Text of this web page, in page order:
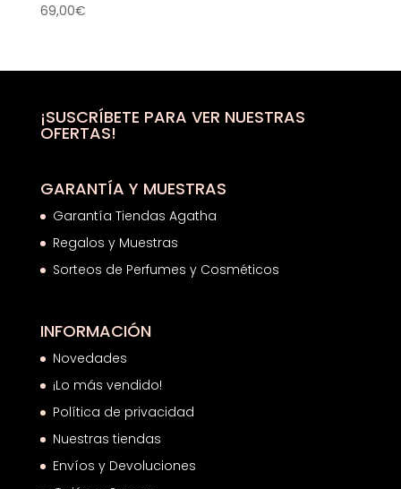
69,00€
¡SUSCRÍBETE PARA VER NUESTRAS
OFERTAS!
GARANTÍA Y MUESTRAS
Garantía Tiendas Agatha
Regalos y Muestras
Sorteos de Perfumes y Cosméticos
INFORMACIÓN
Novedades
¡Lo más vendido!
Política de privacidad
Nuestras tiendas
Envíos y Devoluciones